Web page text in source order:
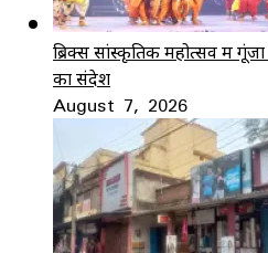
ब्रिक्स सांस्कृतिक महोत्सव में
का संदेश
August 7, 2026